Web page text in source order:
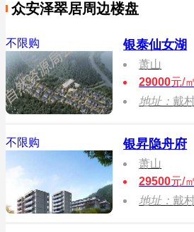
众安泽翠居周边楼盘
不限购 银泰仙女湖
萧山
29000元/㎡
地址：戴
不限购 银昇隐舟府
萧山
29500元/㎡
地址：戴